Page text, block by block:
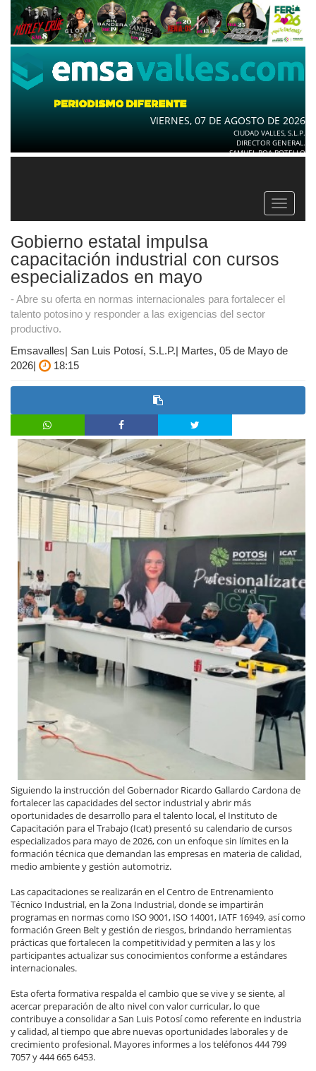
VIERNES, 07 DE AGOSTO DE 2026
CIUDAD VALLES, S.L.P.
DIRECTOR GENERAL.
SAMUEL ROA BOTELLO
Toggle
Gobierno estatal impulsa
capacitación industrial con cursos
especializados en mayo
- Abre su oferta en normas internacionales para fortalecer el
talento potosino y responder a las exigencias del sector
productivo.
Emsavalles| San Luis Potosí, S.L.P.| Martes, 05 de Mayo de
2026|
18:15
Siguiendo la instrucción del Gobernador Ricardo Gallardo Cardona de
fortalecer las capacidades del sector industrial y abrir más
oportunidades de desarrollo para el talento local, el Instituto de
Capacitación para el Trabajo (Icat) presentó su calendario de cursos
especializados para mayo de 2026, con un enfoque sin límites en la
formación técnica que demandan las empresas en materia de calidad,
medio ambiente y gestión automotriz.
Las capacitaciones se realizarán en el Centro de Entrenamiento
Técnico Industrial, en la Zona Industrial, donde se impartirán
programas en normas como ISO 9001, ISO 14001, IATF 16949, así como
formación Green Belt y gestión de riesgos, brindando herramientas
prácticas que fortalecen la competitividad y permiten a las y los
participantes actualizar sus conocimientos conforme a estándares
internacionales.
Esta oferta formativa respalda el cambio que se vive y se siente, al
acercar preparación de alto nivel con valor curricular, lo que
contribuye a consolidar a San Luis Potosí como referente en industria
y calidad, al tiempo que abre nuevas oportunidades laborales y de
crecimiento profesional. Mayores informes a los teléfonos 444 799
7057 y 444 665 6453.